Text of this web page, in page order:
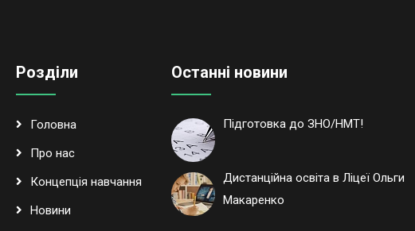
Розділи
Головна
Про нас
Концепція навчання
Новини
Останні новини
Підготовка до ЗНО/НМТ!
Дистанційна освіта в Ліцеї Ольги
Макаренко